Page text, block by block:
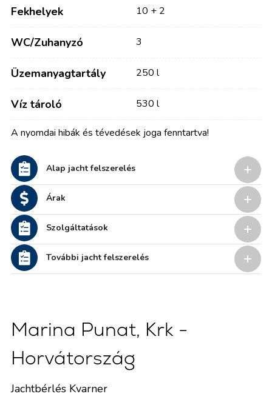
Fekhelyek 10 + 2
WC/Zuhanyzó 3
Üzemanyagtartály 250 l
Víz tároló 530 l
A nyomdai hibák és tévedések joga fenntartva!
Alap jacht felszerelés
Árak
Szolgáltatások
További jacht felszerelés
Marina Punat, Krk -
Horvátország
Jachtbérlés Kvarner